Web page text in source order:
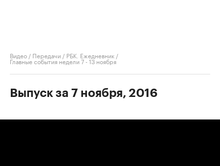
Видео / Передачи / РБК. Ежедневник /
Главные события недели 7 - 13 ноября
Выпуск за 7 ноября, 2016